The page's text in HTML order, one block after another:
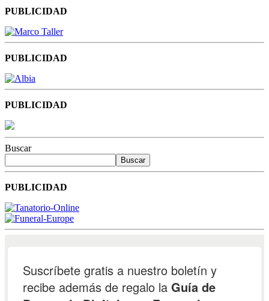
PUBLICIDAD
PUBLICIDAD
PUBLICIDAD
Buscar
Buscar
PUBLICIDAD